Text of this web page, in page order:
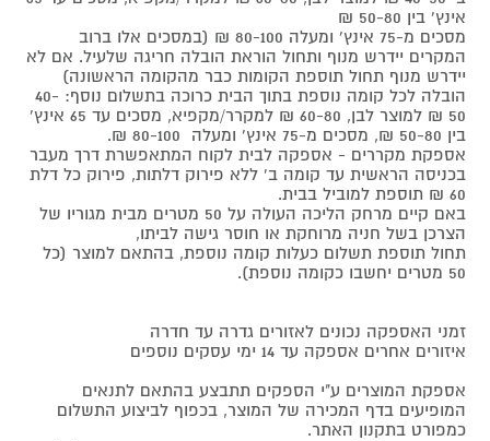
אינץ' בין 50-80 ₪
מסכים מ-75 אינץ' ומעלה 80-100 ₪ (במסכים אלו ברוב
המקרים יידרש מנוף ותחול הוראת הובלה חריגה שלעיל. אם לא
יידרש מנוף תחול תוספת הקומות כבר מהקומה הראשונה)
הובלה לכל קומה נוספת בתוך הבית כרוכה בתשלום נוסף: 40-
50 ₪ למוצר לבן, 60-80 ₪ למקרר/מקפיא, מסכים עד 65 אינץ'
בין 50-80 ₪, מסכים מ-75 אינץ' ומעלה 80-100 ₪.
אספקת מקררים - אספקה לבית לקוח המתאפשרת דרך מעבר
בכניסה הראשית עד קומה ב' ללא פירוק דלתות, פירוק כל דלת
60 ₪ תוספת למוביל בבית.
באם קיים מרחק הליכה העולה על 50 מטרים מבית מגוריו של
הצרכן בשל חניה מרוחקת או חוסר גישה לביתו,
תחול תוספת תשלום כעלות קומה נוספת, בהתאם למוצר (כל
50 מטרים יחשבו כקומה נוספת).
זמני האספקה נכונים לאזורים גדרה עד חדרה
איזורים אחרים אספקה עד 14 ימי עסקים נוספים
אספקת המוצרים ע"י הספקים תתבצע בהתאם לתנאים
המופיעים בדף המכירה של המוצר, בכפוף לביצוע התשלום
כמפורט בתקנון האתר.